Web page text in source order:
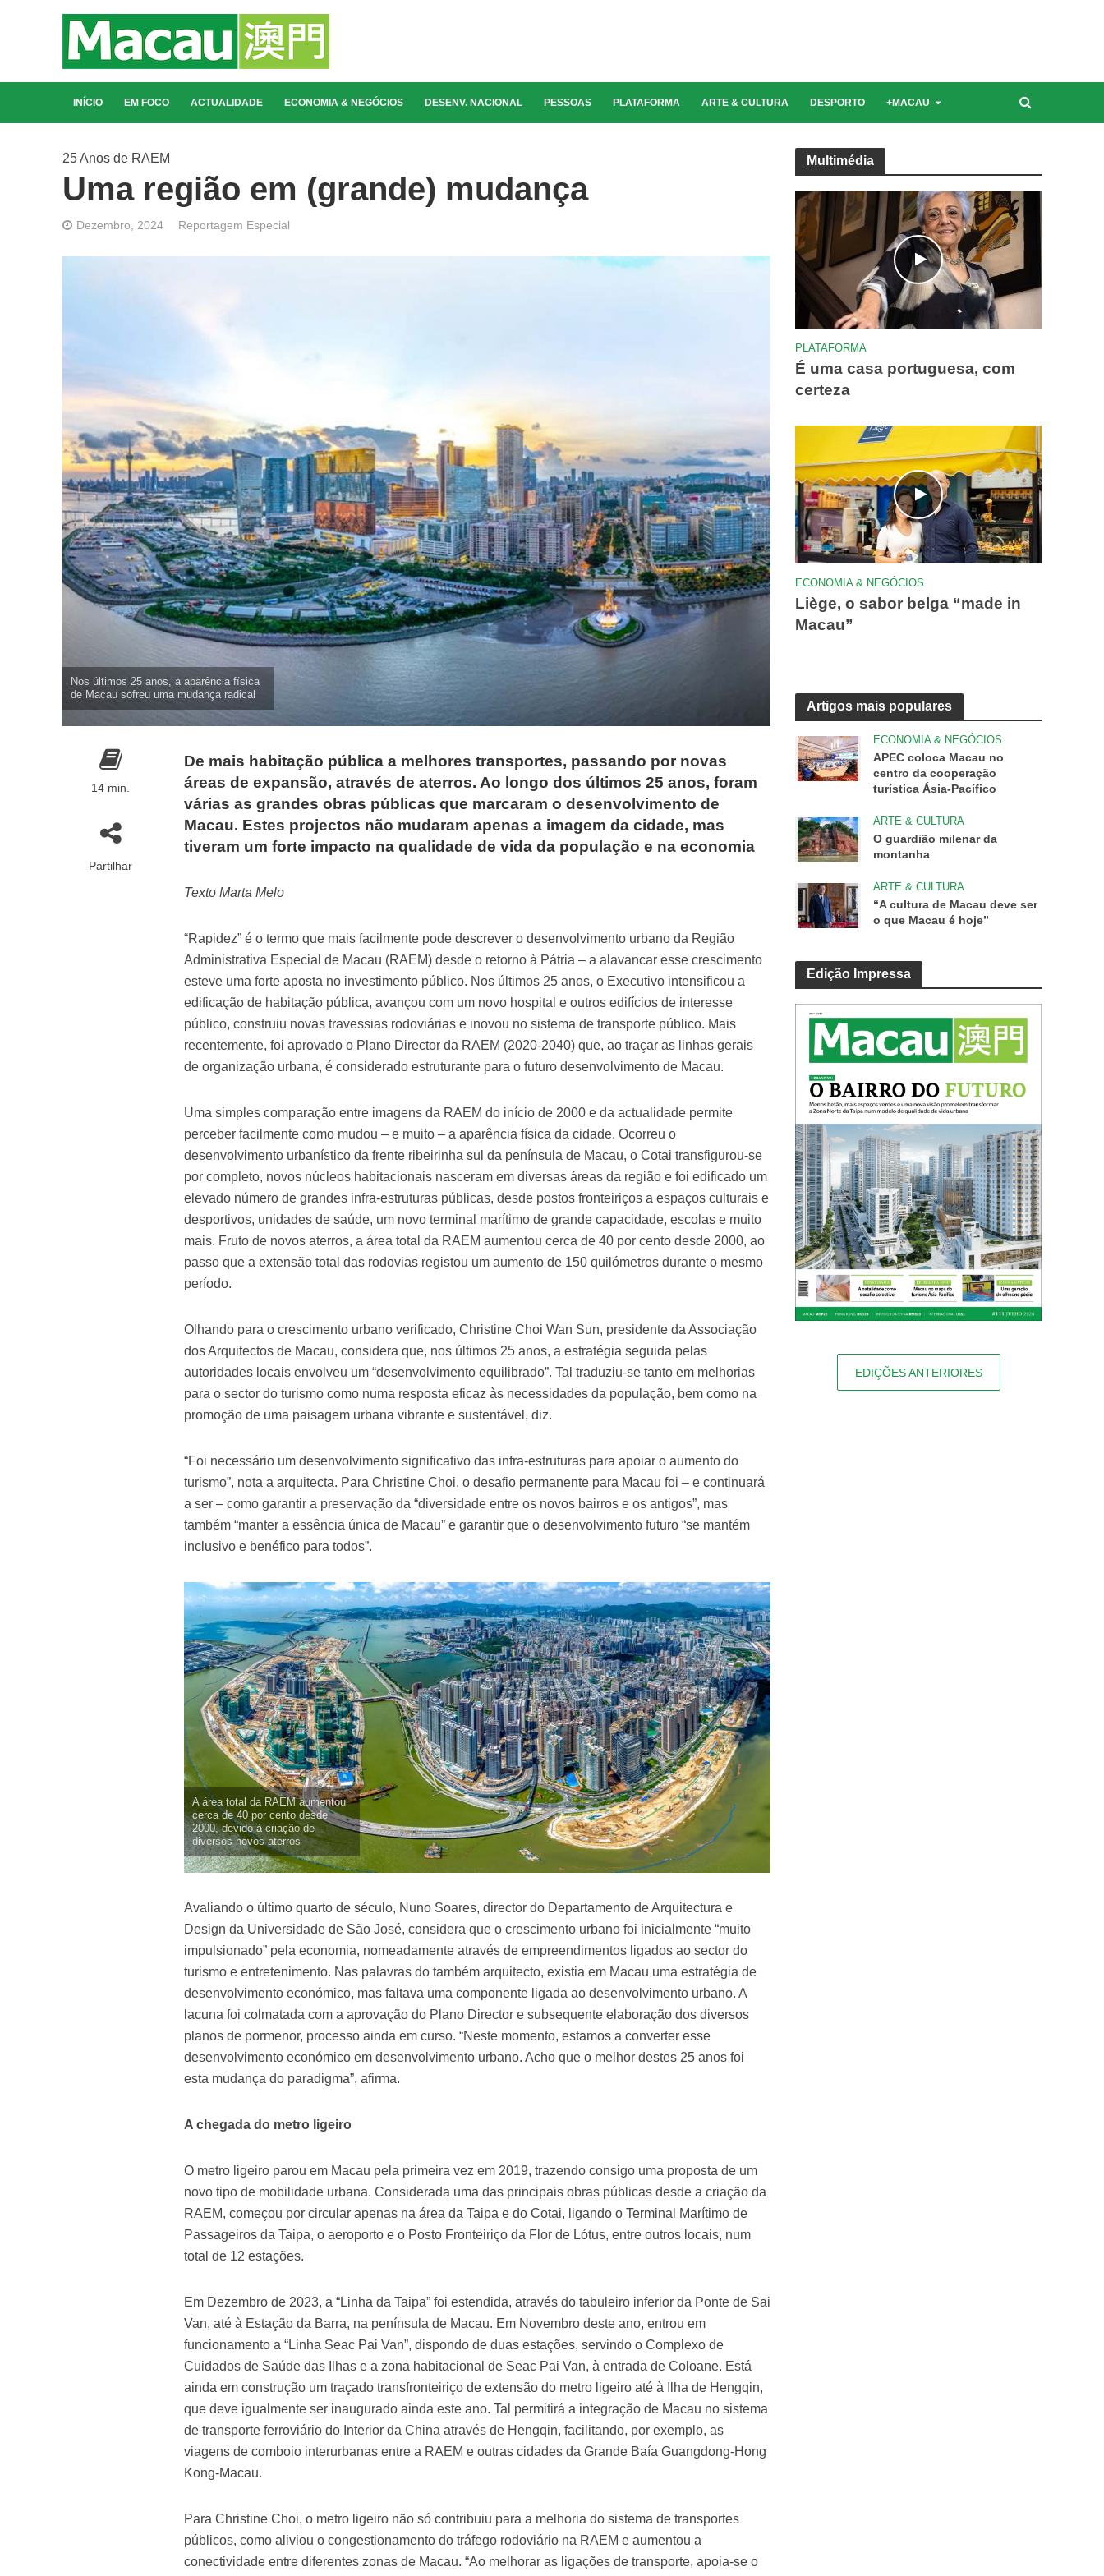
INÍCIO EM FOCO ACTUALIDADE ECONOMIA & NEGÓCIOS DESENV. NACIONAL PESSOAS PLATAFORMA ARTE & CULTURA DESPORTO +MACAU
25 Anos de RAEM
Uma região em (grande) mudança
Dezembro, 2024 Reportagem Especial
Nos últimos 25 anos, a aparência física
de Macau sofreu uma mudança radical
14 min.
Partilhar
De mais habitação pública a melhores transportes, passando por novas
áreas de expansão, através de aterros. Ao longo dos últimos 25 anos, foram
várias as grandes obras públicas que marcaram o desenvolvimento de
Macau. Estes projectos não mudaram apenas a imagem da cidade, mas
tiveram um forte impacto na qualidade de vida da população e na economia
Texto Marta Melo
“Rapidez” é o termo que mais facilmente pode descrever o desenvolvimento urbano da Região
Administrativa Especial de Macau (RAEM) desde o retorno à Pátria – a alavancar esse crescimento
esteve uma forte aposta no investimento público. Nos últimos 25 anos, o Executivo intensificou a
edificação de habitação pública, avançou com um novo hospital e outros edifícios de interesse
público, construiu novas travessias rodoviárias e inovou no sistema de transporte público. Mais
recentemente, foi aprovado o Plano Director da RAEM (2020-2040) que, ao traçar as linhas gerais
de organização urbana, é considerado estruturante para o futuro desenvolvimento de Macau.
Uma simples comparação entre imagens da RAEM do início de 2000 e da actualidade permite
perceber facilmente como mudou – e muito – a aparência física da cidade. Ocorreu o
desenvolvimento urbanístico da frente ribeirinha sul da península de Macau, o Cotai transfigurou-se
por completo, novos núcleos habitacionais nasceram em diversas áreas da região e foi edificado um
elevado número de grandes infra-estruturas públicas, desde postos fronteiriços a espaços culturais e
desportivos, unidades de saúde, um novo terminal marítimo de grande capacidade, escolas e muito
mais. Fruto de novos aterros, a área total da RAEM aumentou cerca de 40 por cento desde 2000, ao
passo que a extensão total das rodovias registou um aumento de 150 quilómetros durante o mesmo
período.
Olhando para o crescimento urbano verificado, Christine Choi Wan Sun, presidente da Associação
dos Arquitectos de Macau, considera que, nos últimos 25 anos, a estratégia seguida pelas
autoridades locais envolveu um “desenvolvimento equilibrado”. Tal traduziu-se tanto em melhorias
para o sector do turismo como numa resposta eficaz às necessidades da população, bem como na
promoção de uma paisagem urbana vibrante e sustentável, diz.
“Foi necessário um desenvolvimento significativo das infra-estruturas para apoiar o aumento do
turismo”, nota a arquitecta. Para Christine Choi, o desafio permanente para Macau foi – e continuará
a ser – como garantir a preservação da “diversidade entre os novos bairros e os antigos”, mas
também “manter a essência única de Macau” e garantir que o desenvolvimento futuro “se mantém
inclusivo e benéfico para todos”.
A área total da RAEM aumentou
cerca de 40 por cento desde
2000, devido à criação de
diversos novos aterros
Avaliando o último quarto de século, Nuno Soares, director do Departamento de Arquitectura e
Design da Universidade de São José, considera que o crescimento urbano foi inicialmente “muito
impulsionado” pela economia, nomeadamente através de empreendimentos ligados ao sector do
turismo e entretenimento. Nas palavras do também arquitecto, existia em Macau uma estratégia de
desenvolvimento económico, mas faltava uma componente ligada ao desenvolvimento urbano. A
lacuna foi colmatada com a aprovação do Plano Director e subsequente elaboração dos diversos
planos de pormenor, processo ainda em curso. “Neste momento, estamos a converter esse
desenvolvimento económico em desenvolvimento urbano. Acho que o melhor destes 25 anos foi
esta mudança do paradigma”, afirma.
A chegada do metro ligeiro
O metro ligeiro parou em Macau pela primeira vez em 2019, trazendo consigo uma proposta de um
novo tipo de mobilidade urbana. Considerada uma das principais obras públicas desde a criação da
RAEM, começou por circular apenas na área da Taipa e do Cotai, ligando o Terminal Marítimo de
Passageiros da Taipa, o aeroporto e o Posto Fronteiriço da Flor de Lótus, entre outros locais, num
total de 12 estações.
Em Dezembro de 2023, a “Linha da Taipa” foi estendida, através do tabuleiro inferior da Ponte de Sai
Van, até à Estação da Barra, na península de Macau. Em Novembro deste ano, entrou em
funcionamento a “Linha Seac Pai Van”, dispondo de duas estações, servindo o Complexo de
Cuidados de Saúde das Ilhas e a zona habitacional de Seac Pai Van, à entrada de Coloane. Está
ainda em construção um traçado transfronteiriço de extensão do metro ligeiro até à Ilha de Hengqin,
que deve igualmente ser inaugurado ainda este ano. Tal permitirá a integração de Macau no sistema
de transporte ferroviário do Interior da China através de Hengqin, facilitando, por exemplo, as
viagens de comboio interurbanas entre a RAEM e outras cidades da Grande Baía Guangdong-Hong
Kong-Macau.
Para Christine Choi, o metro ligeiro não só contribuiu para a melhoria do sistema de transportes
públicos, como aliviou o congestionamento do tráfego rodoviário na RAEM e aumentou a
conectividade entre diferentes zonas de Macau. “Ao melhorar as ligações de transporte, apoia-se o
Multimédia
PLATAFORMA
É uma casa portuguesa, com
certeza
ECONOMIA & NEGÓCIOS
Liège, o sabor belga “made in
Macau”
Artigos mais populares
ECONOMIA & NEGÓCIOS
APEC coloca Macau no
centro da cooperação
turística Ásia-Pacífico
ARTE & CULTURA
O guardião milenar da
montanha
ARTE & CULTURA
“A cultura de Macau deve ser
o que Macau é hoje”
Edição Impressa
EDIÇÕES ANTERIORES